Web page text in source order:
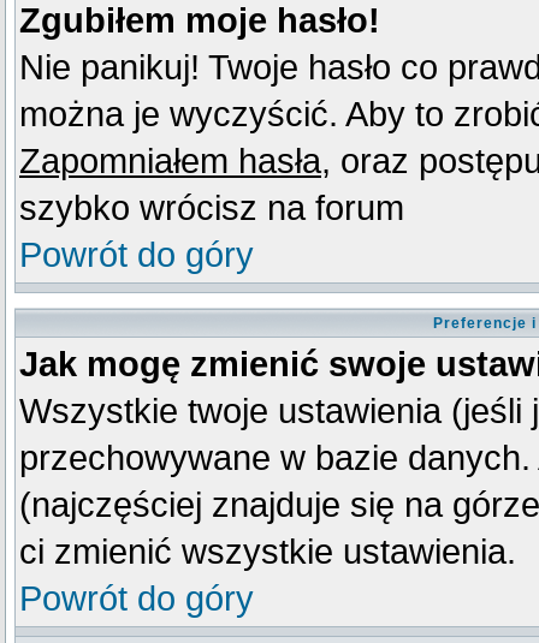
Zgubiłem moje hasło!
Nie panikuj! Twoje hasło co
można je wyczyścić. Aby to
Zapomniałem hasła, oraz
szybko wrócisz na forum
Powrót do góry
Preferencje
Jak mogę zmienić swoje
Wszystkie twoje ustawienia
przechowywane w bazie
(najczęściej znajduje się na
ci zmienić wszystkie ustawienia.
Powrót do góry